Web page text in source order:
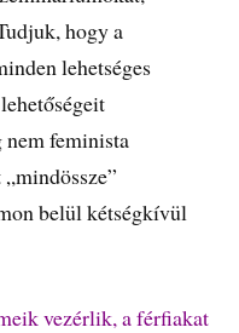
hogy a
lehetséges
feminista
belül kétségkívül
vezérlik, a férfiakat